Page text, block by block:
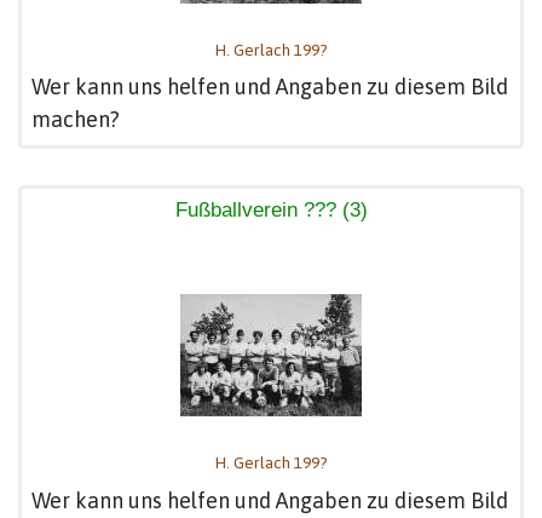
H. Gerlach 199?
Wer kann uns helfen und Angaben zu diesem Bild
machen?
Fußballverein ??? (3)
H. Gerlach 199?
Wer kann uns helfen und Angaben zu diesem Bild